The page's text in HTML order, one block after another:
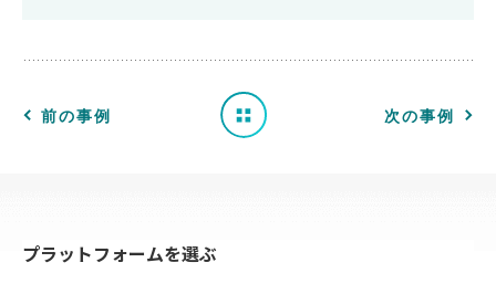
前の事例
例
一 次の事例
プラットフォームを選ぶ